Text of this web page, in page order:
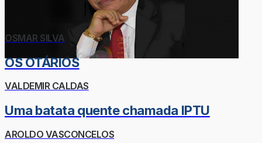
OSMAR SILVA
OS OTÁRIOS
VALDEMIR CALDAS
Uma batata quente chamada IPTU
AROLDO VASCONCELOS